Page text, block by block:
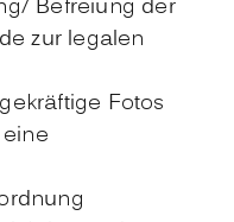
Befreiung der
zur legalen
Fotos